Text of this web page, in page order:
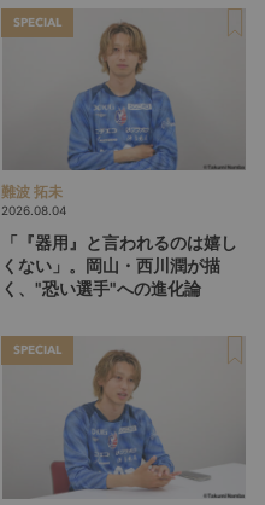
SPECIAL
難波 拓未
2026.08.04
「『器用』と言われるのは嬉し
くない」。岡山・西川潤が描
く、"恐い選手"への進化論
SPECIAL